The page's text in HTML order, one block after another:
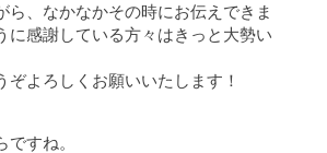
ら、なかなかその時にお伝えできま
に感謝している方々はきっと大勢い
ぞよろしくお願いいたします！
ですね。